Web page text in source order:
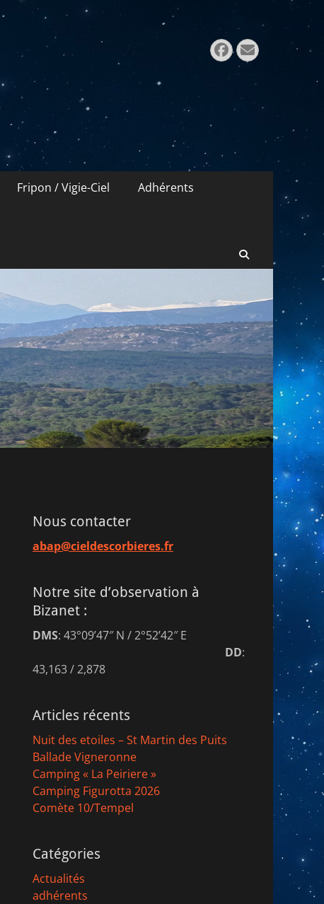
Facebook
E-
mail
Fripon / Vigie-Ciel Adhérents
Nous contacter
abap@cieldescorbieres.fr
Notre site d’observation à
Bizanet :
DMS: 43°09’47″ N / 2°52’42″ E
DD:
43,163 / 2,878
Articles récents
Nuit des etoiles – St Martin des Puits
Ballade Vigneronne
Camping « La Peiriere »
Camping Figurotta 2026
Comète 10/Tempel
Catégories
Actualités
adhérents